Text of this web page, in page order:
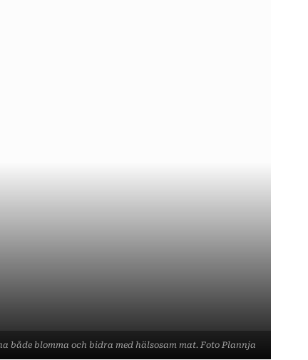
både blomma och bidra med hälsosam mat. Foto Plannja